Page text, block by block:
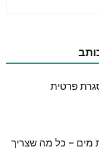
פרטית
מים – כל מה שצריך